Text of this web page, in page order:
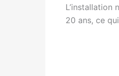
L’installation
20 ans, ce